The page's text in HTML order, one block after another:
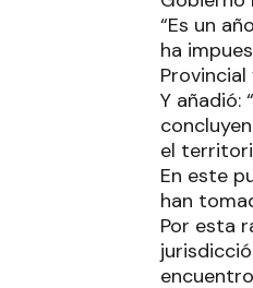
“Es un
ha
Y añadió:
el
En este
han
Por esta